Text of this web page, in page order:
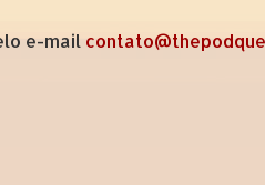
e-mail